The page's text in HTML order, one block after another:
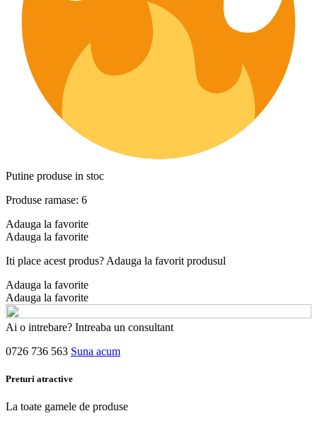
Putine produse in stoc
Produse ramase: 6
Adauga la favorite
Adauga la favorite
Iti place acest produs? Adauga la favorit produsul
Adauga la favorite
Adauga la favorite
Ai o intrebare? Intreaba un consultant
0726 736 563 Suna acum
Preturi atractive
La toate gamele de produse